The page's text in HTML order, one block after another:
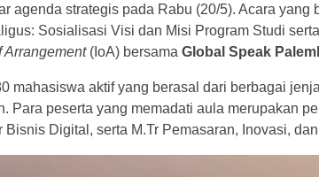
agenda strategis pada Rabu (20/5). Acara
Sosialisasi Visi dan Misi Program Studi
Arrangement(IoA) bersama Global Speak
mahasiswa aktif yang berasal dari berbagai
Para peserta yang memadati aula merupakan
Bisnis Digital, serta M.Tr Pemasaran, Inovasi,